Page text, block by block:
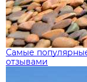
Самые
отзывами